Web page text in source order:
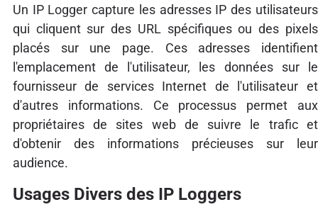
Un IP Logger capture les adresses IP des utilisateurs
qui cliquent sur des URL spécifiques ou des pixels
placés sur une page. Ces adresses identifient
l'emplacement de l'utilisateur, les données sur le
fournisseur de services Internet de l'utilisateur et
d'autres informations. Ce processus permet aux
propriétaires de sites web de suivre le trafic et
d'obtenir des informations précieuses sur leur
audience.
Usages Divers des IP Loggers